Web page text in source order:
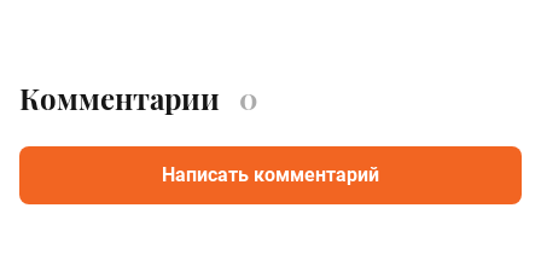
Комментарии 0
Написать комментарий